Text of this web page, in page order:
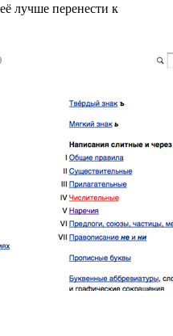
лучше перенести к